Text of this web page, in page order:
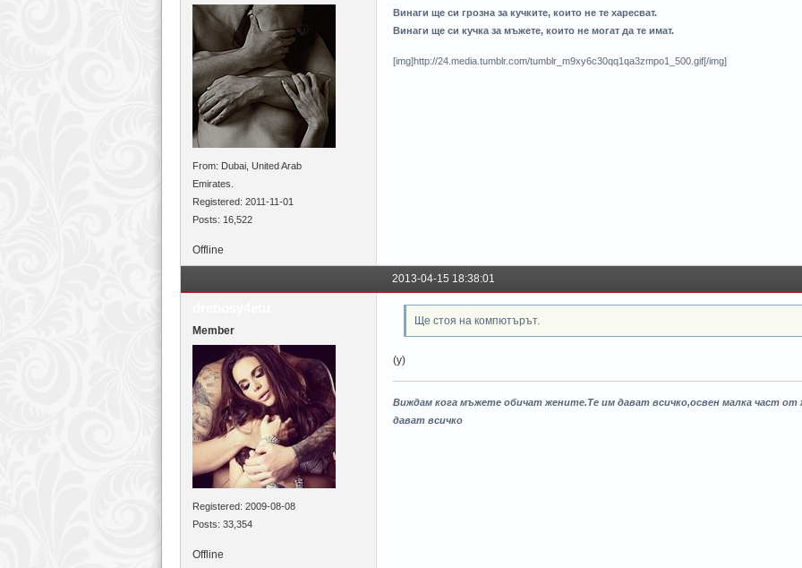
From: Dubai, United Arab
Emirates.
Registered: 2011-11-01
Posts: 16,522
Винаги ще си грозна за кучките, които не те харесват.
Винаги ще си кучка за мъжете, които не могат да те имат.
[img]http://24.media.tumblr.com/tumblr_m9xy6c30qq1qa3zmpo1_500.gif[/img]
Offline
2013-04-15 18:38:01
Member
Registered: 2009-08-08
Posts: 33,354
Ще стоя на компютърът.
(y)
Виждам кога мъжете обичат жените.Те им дават всичко,освен малка чaст
дават всичко
Offline